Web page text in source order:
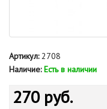
Артикул:2708
Наличие: Есть в наличии
270 руб.